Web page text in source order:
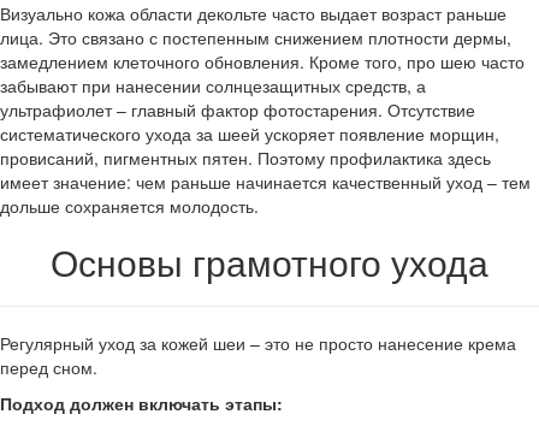
Визуально кожа области декольте часто выдает возраст раньше
лица. Это связано с постепенным снижением плотности дермы,
замедлением клеточного обновления. Кроме того, про шею часто
забывают при нанесении солнцезащитных средств, а
ультрафиолет – главный фактор фотостарения. Отсутствие
систематического ухода за шеей ускоряет появление морщин,
провисаний, пигментных пятен. Поэтому профилактика здесь
имеет значение: чем раньше начинается качественный уход – тем
дольше сохраняется молодость.
Основы грамотного ухода
Регулярный уход за кожей шеи – это не просто нанесение крема
перед сном.
Подход должен включать этапы: